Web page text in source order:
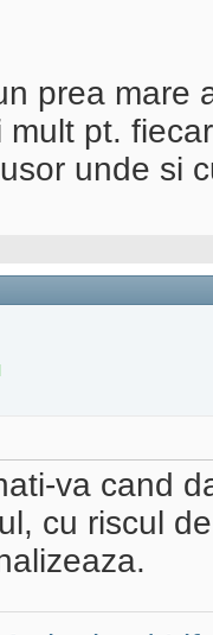
prea mare
mult pt.
unde si
va cand
cu riscul